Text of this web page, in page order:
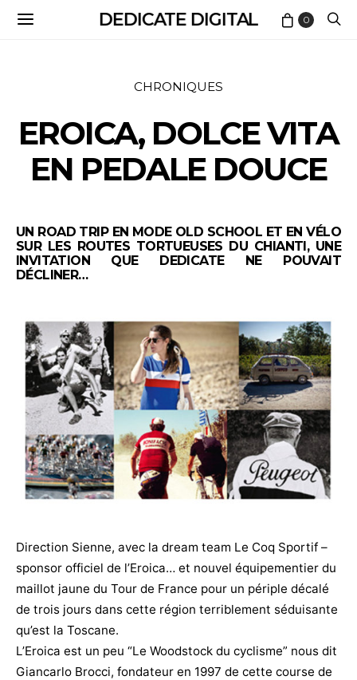
DEDICATE DIGITAL 0
CHRONIQUES
EROICA, DOLCE VITA
EN PEDALE DOUCE
UN ROAD TRIP EN MODE OLD SCHOOL ET EN VÉLO
SUR LES ROUTES TORTUEUSES DU CHIANTI, UNE
INVITATION QUE DEDICATE NE POUVAIT
DÉCLINER…
Direction Sienne, avec la dream team Le Coq Sportif –
sponsor officiel de l’Eroica… et nouvel équipementier du
maillot jaune du Tour de France pour un périple décalé
de trois jours dans cette région terriblement séduisante
qu’est la Toscane.
L’Eroica est un peu “Le Woodstock du cyclisme” nous dit
Giancarlo Brocci, fondateur en 1997 de cette course de